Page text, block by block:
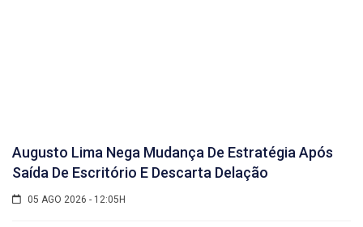
Augusto Lima Nega Mudança De Estratégia Após
Saída De Escritório E Descarta Delação
05 AGO 2026 - 12:05H